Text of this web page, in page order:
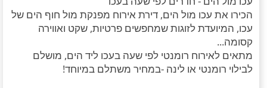
הכירו את עכו מול הים, דירת אירוח מפנקת מול חוף הים של
עכו, המיועדת לזוגות שמחפשים פרטיות, שקט ואווירה
קסומה...
מתאים לאירוח רומנטי לפי שעה בעכו ליד הים, מושלם
לבילוי רומנטי או לינה -במחיר משתלם במיוחד!